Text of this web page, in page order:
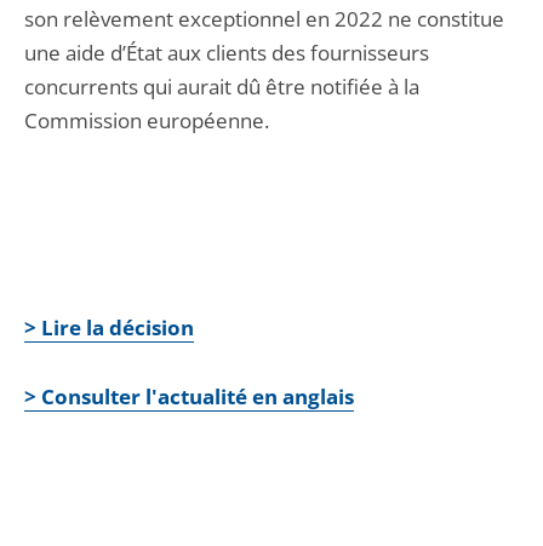
son relèvement exceptionnel en 2022 ne constitue
une aide d’État aux clients des fournisseurs
concurrents qui aurait dû être notifiée à la
Commission européenne.
> Lire la décision
> Consulter l'actualité en anglais